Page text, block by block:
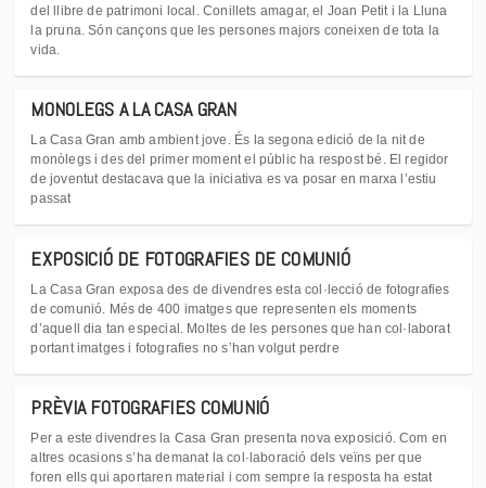
del llibre de patrimoni local. Conillets amagar, el Joan Petit i la Lluna
la pruna. Són cançons que les persones majors coneixen de tota la
vida.
MONOLEGS A LA CASA GRAN
La Casa Gran amb ambient jove. És la segona edició de la nit de
monòlegs i des del primer moment el públic ha respost bé. El regidor
de joventut destacava que la iniciativa es va posar en marxa l’estiu
passat
EXPOSICIÓ DE FOTOGRAFIES DE COMUNIÓ
La Casa Gran exposa des de divendres esta col·lecció de fotografies
de comunió. Més de 400 imatges que representen els moments
d’aquell dia tan especial. Moltes de les persones que han col·laborat
portant imatges i fotografies no s’han volgut perdre
PRÈVIA FOTOGRAFIES COMUNIÓ
Per a este divendres la Casa Gran presenta nova exposició. Com en
altres ocasions s’ha demanat la col·laboració dels veïns per que
foren ells qui aportaren material i com sempre la resposta ha estat